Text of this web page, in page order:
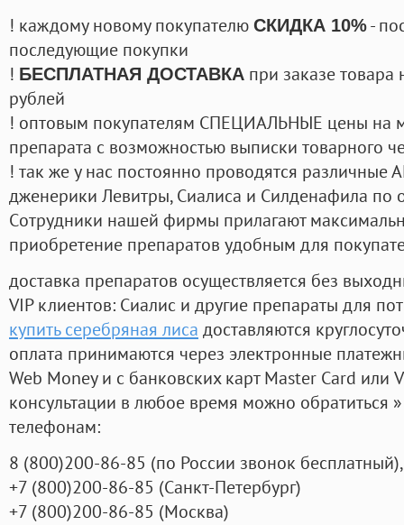
! каждому новому покупателю СКИДКА 10%-
последующие покупки
! БЕСПЛАТНАЯ ДОСТАВКА при заказе
рублей
! оптовым покупателям СПЕЦИАЛЬНЫЕ цены на
препарата с возможностью выписки товарного
! так же у нас постоянно проводятся
дженерики Левитры, Сиалиса и Силденафила по
Cотрудники нашей фирмы прилагают
приобретение препаратов удобным для
доставка препаратов осуществляется без
VIP клиентов: Сиалис и другие препараты для
купить серебряная лиса доставляются
оплата принимаются через электронные
Web Money и с банковских карт Master Card или
консультации в любое время можно обратиться
телефонам:
8 (800)200-86-85 (по России звонок бесплатный),
+7 (800)200-86-85 (Санкт-Петербург)
+7 (800)200-86-85 (Москва)